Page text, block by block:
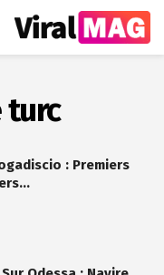
turc
: Premiers